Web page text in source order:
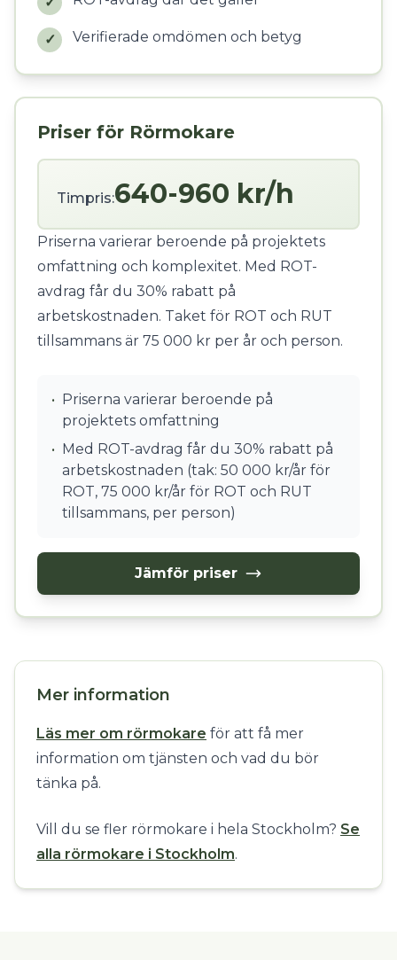
✓ Verifierade omdömen och betyg
Priser för Rörmokare
Timpris:640-960 kr/h
Priserna varierar beroende på projektets
omfattning och komplexitet. Med ROT-
avdrag får du 30% rabatt på
arbetskostnaden. Taket för ROT och RUT
tillsammans är 75 000 kr per år och person.
• Priserna varierar beroende på
projektets omfattning
• Med ROT-avdrag får du 30% rabatt på
arbetskostnaden (tak: 50 000 kr/år för
ROT, 75 000 kr/år för ROT och RUT
tillsammans, per person)
Jämför priser
Mer information
Läs mer om rörmokare för att få mer
information om tjänsten och vad du bör
tänka på.
Vill du se fler rörmokare i hela Stockholm? Se
alla rörmokare i Stockholm.